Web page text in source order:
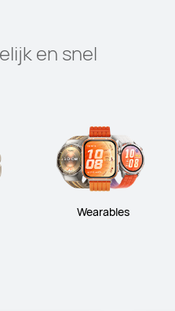
en snel
Wearables